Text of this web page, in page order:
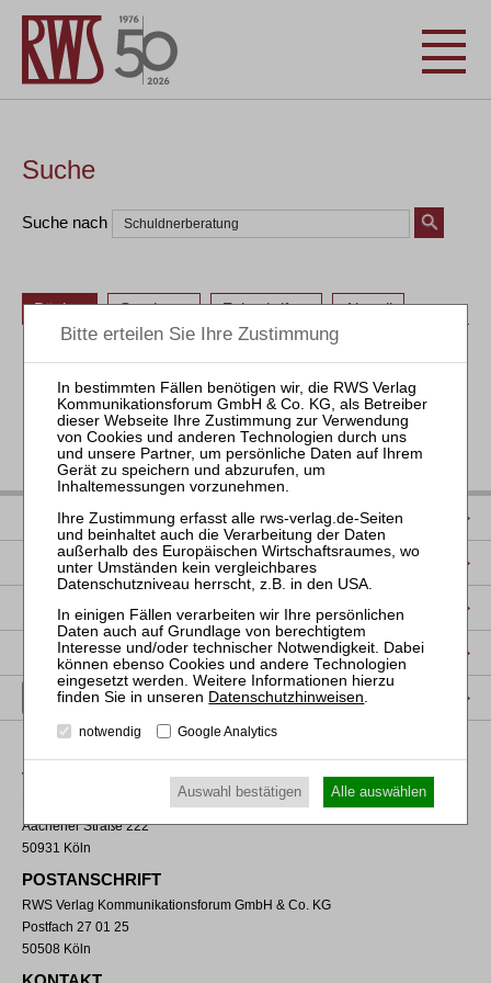
Suche
Suche nach
Bücher Seminare Zeitschriften Aktuell
IMPRESSUM
DATENSCHUTZ
NUTZUNGSBESTIMMUNGEN/AGB
PRODUKTSICHERHEIT (GPSR)
VERTRAG WIDERRUFEN
VERLAGSADRESSE
RWS Verlag Kommunikationsforum GmbH & Co. KG
Aachener Straße 222
50931 Köln
POSTANSCHRIFT
RWS Verlag Kommunikationsforum GmbH & Co. KG
Postfach 27 01 25
50508 Köln
Datenschutzhinweisen.
notwendig Google Analytics
Auswahl bestätigen Alle auswählen